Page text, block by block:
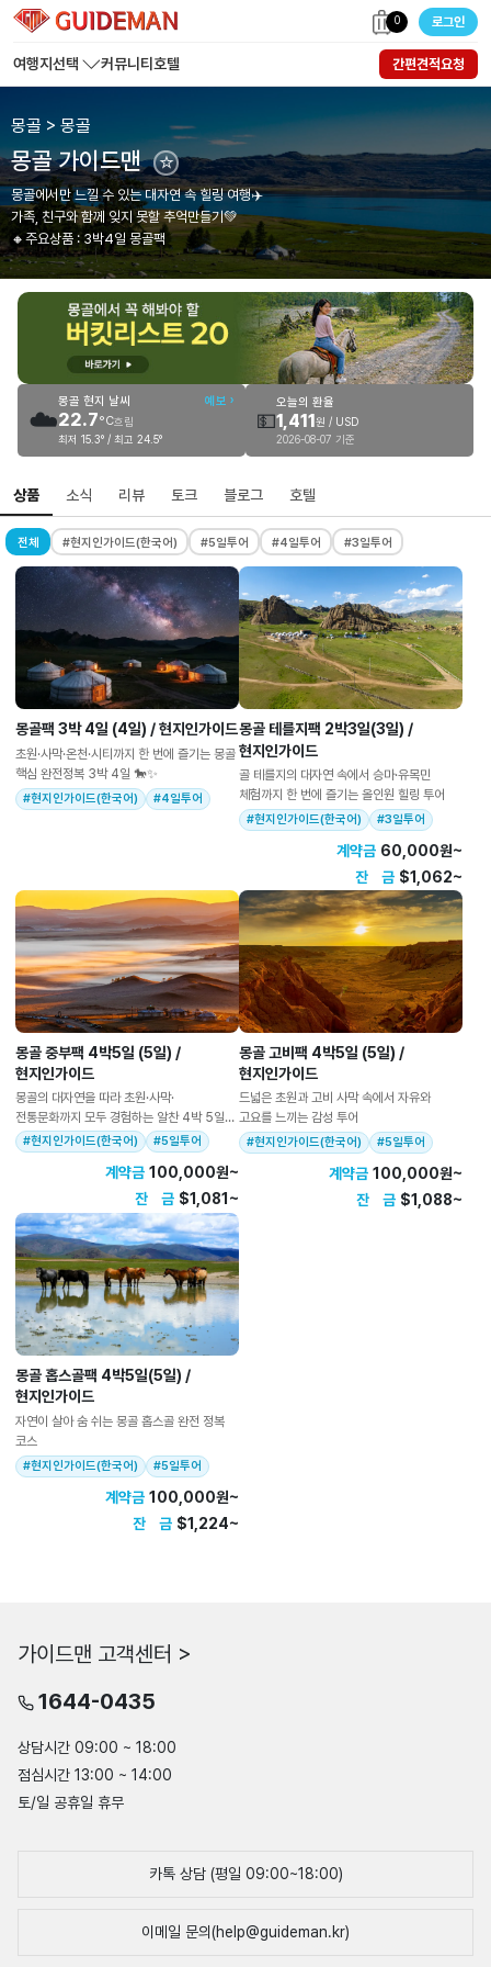
0 로그인
여행지선택 커뮤니티 호텔 간편견적요청
몽골 > 몽골
몽골 가이드맨 ☆
몽골에서만 느낄 수 있는 대자연 속 힐링 여행✈️
가족, 친구와 함께 잊지 못할 추억만들기💚
🔸주요상품 : 3박4일 몽골팩
☁️
몽골 현지 날씨
22.7°C흐림
최저 15.3° / 최고 24.5°
예보 ›
💵
오늘의 환율
1,411원 / USD
2026-08-07 기준
상품 소식 리뷰 토크 블로그 호텔
전체 #현지인가이드(한국어) #5일투어 #4일투어 #3일투어
몽골팩 3박 4일 (4일) / 현지인가이드
초원·사막·온천·시티까지 한 번에 즐기는 몽골
핵심 완전정복 3박 4일 🐎✨
#현지인가이드(한국어) #4일투어
몽골 테를지팩 2박3일(3일) /
현지인가이드
골 테를지의 대자연 속에서 승마·유목민
체험까지 한 번에 즐기는 올인원 힐링 투어
#현지인가이드(한국어) #3일투어
계약금 60,000원~
잔 금 $1,062~
몽골 중부팩 4박5일 (5일) /
현지인가이드
몽골의 대자연을 따라 초원·사막·
전통문화까지 모두 경험하는 알찬 4박 5일
감성 투어 🌿
#현지인가이드(한국어) #5일투어
계약금 100,000원~
잔 금 $1,081~
몽골 고비팩 4박5일 (5일) /
현지인가이드
드넓은 초원과 고비 사막 속에서 자유와
고요를 느끼는 감성 투어
#현지인가이드(한국어) #5일투어
계약금 100,000원~
잔 금 $1,088~
몽골 홉스골팩 4박5일(5일) /
현지인가이드
자연이 살아 숨 쉬는 몽골 홉스골 완전 정복
코스
#현지인가이드(한국어) #5일투어
계약금 100,000원~
잔 금 $1,224~
가이드맨 고객센터 >
1644-0435
상담시간 09:00 ~ 18:00
점심시간 13:00 ~ 14:00
토/일 공휴일 휴무
카톡 상담 (평일 09:00~18:00)
이메일 문의(help@guideman.kr)